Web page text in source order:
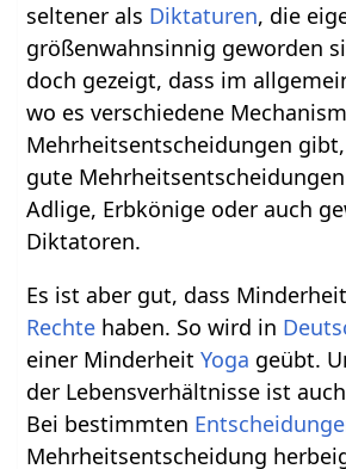
seltener als Diktaturen, die
größenwahnsinnig geworden
doch gezeigt, dass im
wo es verschiedene
Mehrheitsentscheidungen
gute
Adlige, Erbkönige oder auch
Diktatoren.
Es ist aber gut, dass
Rechte haben. So wird in
einer MinderheitYoga geübt.
der Lebensverhältnisse ist
Bei bestimmten
Mehrheitsentscheidung